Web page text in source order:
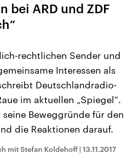
Anhalt
6.
das
aus
Berichte
Aktuelle Beiträge,
Hintergründe
Wirtschaftlich und
gehören die Vereinigten
den mächtigsten Ländern
mit großem Einfluss auf
bei ARD und ZDF
rechtlichen Sender und
Interessen als
Deutschlandradio-
im aktuellen „Spiegel“.
seine Beweggründe für den
die Reaktionen darauf.
mit Stefan Koldehoff | 13.11.2017